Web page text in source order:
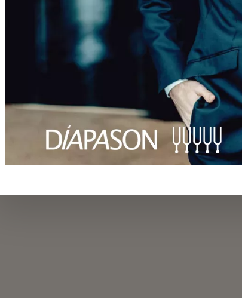
s klavíristkou Lenkou
známý český i francouzský
Gabriela Faurého nebo
či Adama Skoumala.
prozradí v pořadu s premiérou
11 hodin.